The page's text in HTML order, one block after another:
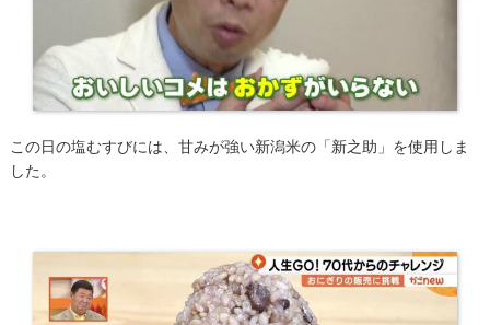
この日の塩むすびには、甘みが強い新潟米の「新之助」を使用しま
した。